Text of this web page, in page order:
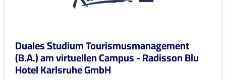
Duales Studium Tourismusmanagement
(B.A.) am virtuellen Campus - Radisson Blu
Hotel Karlsruhe GmbH